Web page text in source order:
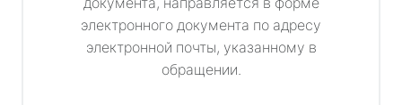
электронного документа по адресу
электронной почты, указанному в
обращении.